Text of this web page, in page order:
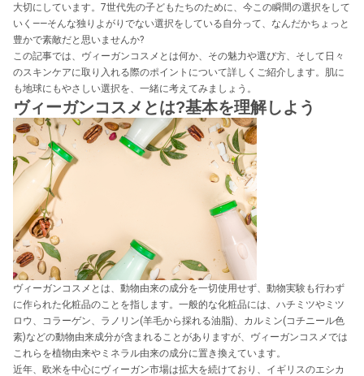
大切にしています。7世代先の子どもたちのために、今この瞬間の選択をして
いく——そんな独りよがりでない選択をしている自分って、なんだかちょっと
豊かで素敵だと思いませんか?
この記事では、ヴィーガンコスメとは何か、その魅力や選び方、そして日々
のスキンケアに取り入れる際のポイントについて詳しくご紹介します。肌に
も地球にもやさしい選択を、一緒に考えてみましょう。
ヴィーガンコスメとは?基本を理解しよう
ヴィーガンコスメとは、動物由来の成分を一切使用せず、動物実験も行わず
に作られた化粧品のことを指します。一般的な化粧品には、ハチミツやミツ
ロウ、コラーゲン、ラノリン(羊毛から採れる油脂)、カルミン(コチニール色
素)などの動物由来成分が含まれることがありますが、ヴィーガンコスメでは
これらを植物由来やミネラル由来の成分に置き換えています。
近年、欧米を中心にヴィーガン市場は拡大を続けており、イギリスのエシカ